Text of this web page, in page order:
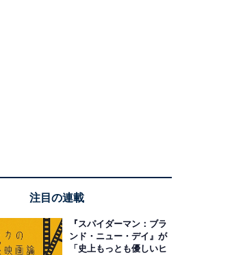
注目の連載
『スパイダーマン：ブラ
ンド・ニュー・デイ』が
「史上もっとも優しいヒ